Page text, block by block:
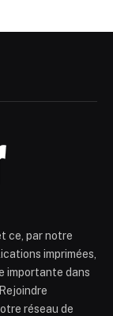
ce, par notre
imprimées,
importante dans
réseau de